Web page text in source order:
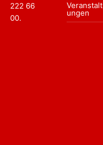
222 66
00.
Veranstalt
ungen